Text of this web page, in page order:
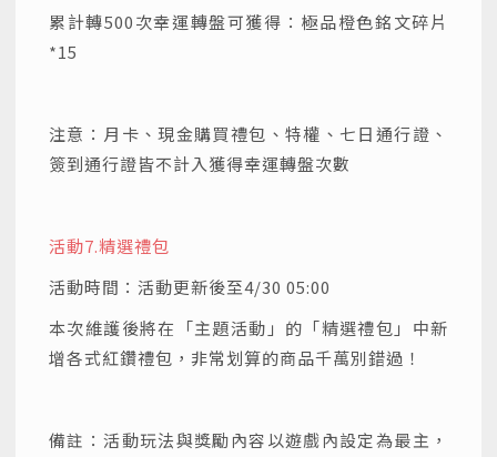
累計轉500次幸運轉盤可獲得：極品橙色銘文碎片
*15
注意：月卡、現金購買禮包、特權、七日通行證、
簽到通行證皆不計入獲得幸運轉盤次數
活動7.精選禮包
活動時間：活動更新後至4/30 05:00
本次維護後將在「主題活動」的「精選禮包」中新
增各式紅鑽禮包，非常划算的商品千萬別錯過！
備註：活動玩法與獎勵內容以遊戲內設定為最主，